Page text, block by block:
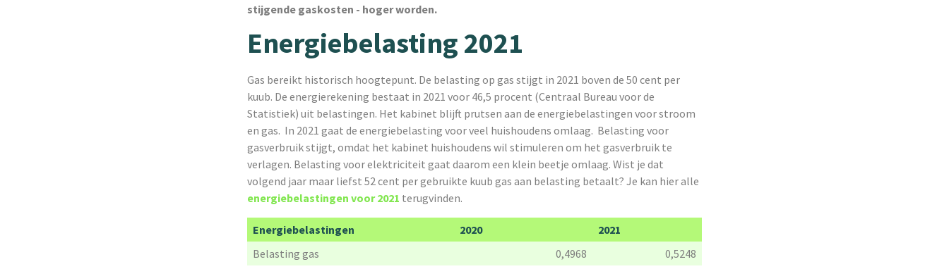
stijgende gaskosten - hoger worden.
Energiebelasting 2021
Gas bereikt historisch hoogtepunt. De belasting op gas stijgt in 2021 boven de 50 cent per
kuub. De energierekening bestaat in 2021 voor 46,5 procent (Centraal Bureau voor de
Statistiek) uit belastingen. Het kabinet blijft prutsen aan de energiebelastingen voor stroom
en gas. In 2021 gaat de energiebelasting voor veel huishoudens omlaag. Belasting voor
gasverbruik stijgt, omdat het kabinet huishoudens wil stimuleren om het gasverbruik te
verlagen. Belasting voor elektriciteit gaat daarom een klein beetje omlaag. Wist je dat
volgend jaar maar liefst 52 cent per gebruikte kuub gas aan belasting betaalt? Je kan hier alle
energiebelastingen voor 2021 terugvinden.
Energiebelastingen 2020
2021
Belasting gas
0,4968
0,5248